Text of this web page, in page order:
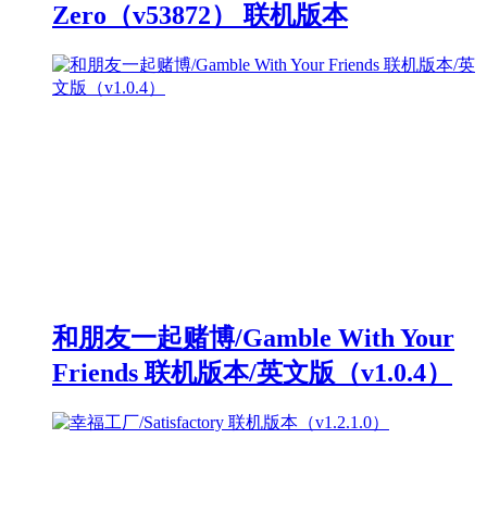
Zero（v53872） 联机版本
和朋友一起赌博/Gamble With Your
Friends 联机版本/英文版（v1.0.4）